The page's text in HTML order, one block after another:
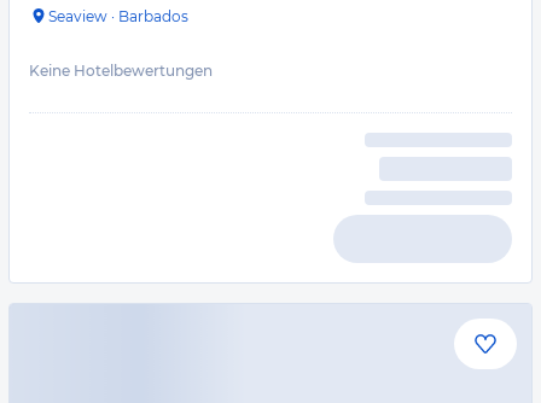
Seaview · Barbados
Keine Hotelbewertungen